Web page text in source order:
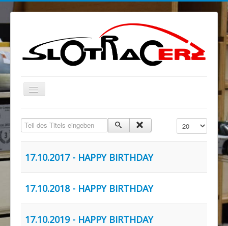
Navigation
an/aus
MELKUSRING
Sponsoren/Förderer
Rechtliches
Teil des Titels eingeben Anzeige #
17.10.2017 - HAPPY BIRTHDAY
17.10.2018 - HAPPY BIRTHDAY
17.10.2019 - HAPPY BIRTHDAY